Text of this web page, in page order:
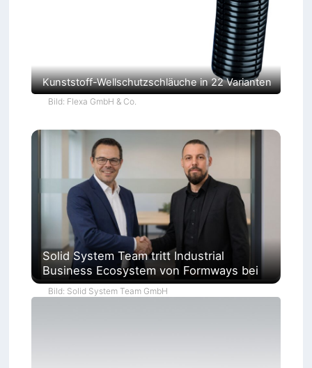
Kunststoff-Wellschutzschläuche in 22 Varianten
Bild: Flexa GmbH & Co.
Solid System Team tritt Industrial
Business Ecosystem von Formways bei
Bild: Solid System Team GmbH